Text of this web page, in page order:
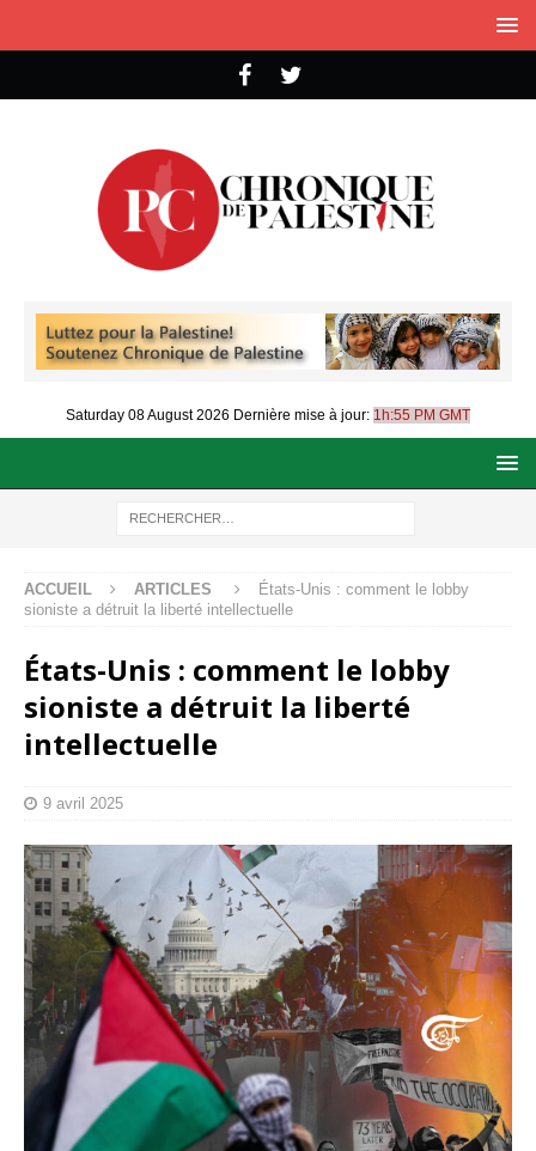
Saturday 08 August 2026 Dernière mise à jour: 1h:55 PM GMT
ACCUEIL ARTICLES
États-Unis : comment le lobby
sioniste a détruit la liberté intellectuelle
États-Unis : comment le lobby
sioniste a détruit la liberté
intellectuelle
9 avril 2025